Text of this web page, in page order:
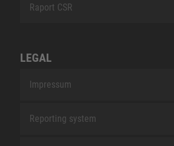
Raport CSR
LEGAL
Impressum
Reporting system